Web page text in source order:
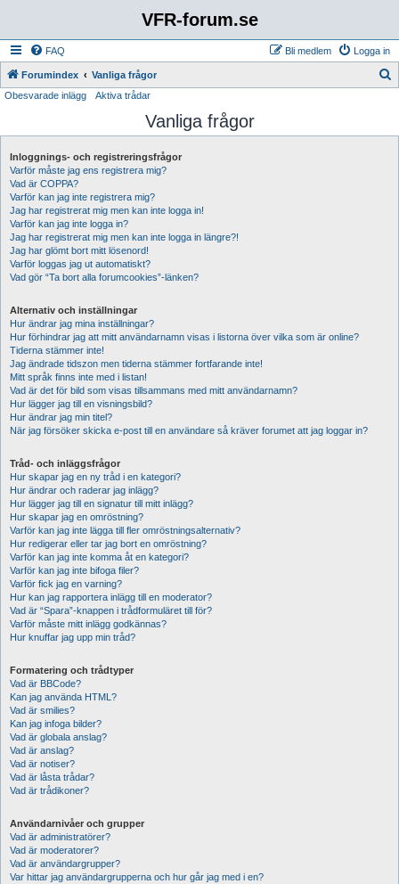
VFR-forum.se
FAQ Logga in
Bli medlem
Forumindex Vanliga frågor
Obesvarade inlägg Aktiva trådar
Vanliga frågor
Inloggnings- och registreringsfrågor
Varför måste jag ens registrera mig?
Vad är COPPA?
Varför kan jag inte registrera mig?
Jag har registrerat mig men kan inte logga in!
Varför kan jag inte logga in?
Jag har registrerat mig men kan inte logga in längre?!
Jag har glömt bort mitt lösenord!
Varför loggas jag ut automatiskt?
Vad gör “Ta bort alla forumcookies”-länken?
Alternativ och inställningar
Hur ändrar jag mina inställningar?
Hur förhindrar jag att mitt användarnamn visas i listorna över vilka som är online?
Tiderna stämmer inte!
Jag ändrade tidszon men tiderna stämmer fortfarande inte!
Mitt språk finns inte med i listan!
Vad är det för bild som visas tillsammans med mitt användarnamn?
Hur lägger jag till en visningsbild?
Hur ändrar jag min titel?
När jag försöker skicka e-post till en användare så kräver forumet att jag loggar in?
Tråd- och inläggsfrågor
Hur skapar jag en ny tråd i en kategori?
Hur ändrar och raderar jag inlägg?
Hur lägger jag till en signatur till mitt inlägg?
Hur skapar jag en omröstning?
Varför kan jag inte lägga till fler omröstningsalternativ?
Hur redigerar eller tar jag bort en omröstning?
Varför kan jag inte komma åt en kategori?
Varför kan jag inte bifoga filer?
Varför fick jag en varning?
Hur kan jag rapportera inlägg till en moderator?
Vad är “Spara”-knappen i trådformuläret till för?
Varför måste mitt inlägg godkännas?
Hur knuffar jag upp min tråd?
Formatering och trådtyper
Vad är BBCode?
Kan jag använda HTML?
Vad är smilies?
Kan jag infoga bilder?
Vad är globala anslag?
Vad är anslag?
Vad är notiser?
Vad är låsta trådar?
Vad är trådikoner?
Användarnivåer och grupper
Vad är administratörer?
Vad är moderatorer?
Vad är användargrupper?
Var hittar jag användargrupperna och hur går jag med i en?